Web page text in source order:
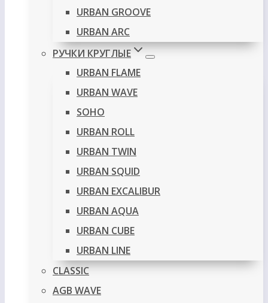
URBAN GROOVE
URBAN ARC
РУЧКИ КРУГЛЫЕ
URBAN FLAME
URBAN WAVE
SOHO
URBAN ROLL
URBAN TWIN
URBAN SQUID
URBAN EXCALIBUR
URBAN AQUA
URBAN CUBE
URBAN LINE
CLASSIC
AGB WAVE